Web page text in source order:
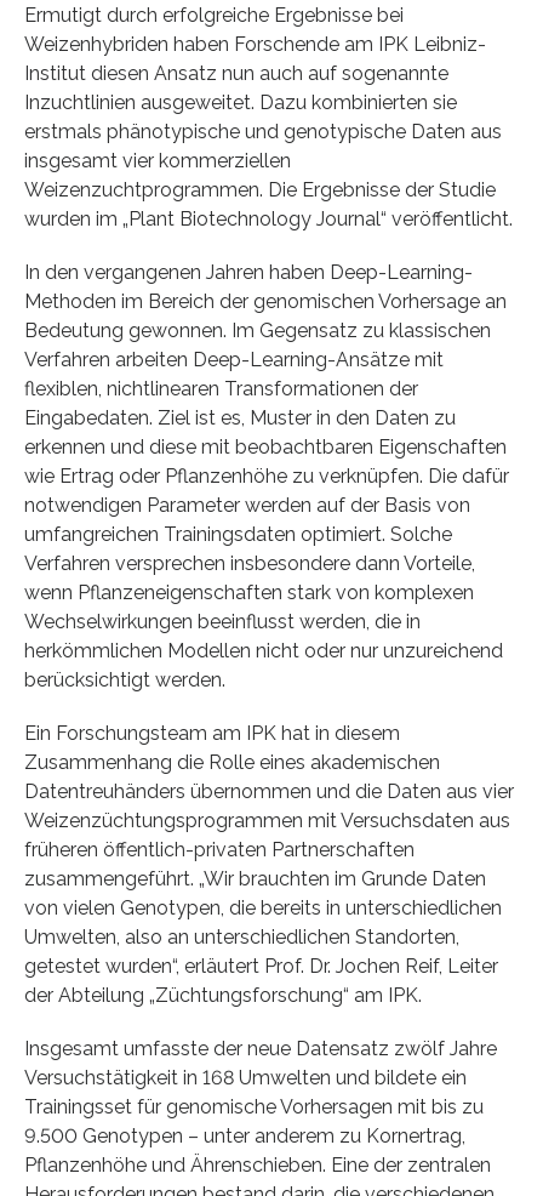
Ermutigt durch erfolgreiche Ergebnisse bei
Weizenhybriden haben Forschende am IPK Leibniz-
Institut diesen Ansatz nun auch auf sogenannte
Inzuchtlinien ausgeweitet. Dazu kombinierten sie
erstmals phänotypische und genotypische Daten aus
insgesamt vier kommerziellen
Weizenzuchtprogrammen. Die Ergebnisse der Studie
wurden im „Plant Biotechnology Journal“ veröffentlicht.
In den vergangenen Jahren haben Deep-Learning-
Methoden im Bereich der genomischen Vorhersage an
Bedeutung gewonnen. Im Gegensatz zu klassischen
Verfahren arbeiten Deep-Learning-Ansätze mit
flexiblen, nichtlinearen Transformationen der
Eingabedaten. Ziel ist es, Muster in den Daten zu
erkennen und diese mit beobachtbaren Eigenschaften
wie Ertrag oder Pflanzenhöhe zu verknüpfen. Die dafür
notwendigen Parameter werden auf der Basis von
umfangreichen Trainingsdaten optimiert. Solche
Verfahren versprechen insbesondere dann Vorteile,
wenn Pflanzeneigenschaften stark von komplexen
Wechselwirkungen beeinflusst werden, die in
herkömmlichen Modellen nicht oder nur unzureichend
berücksichtigt werden.
Ein Forschungsteam am IPK hat in diesem
Zusammenhang die Rolle eines akademischen
Datentreuhänders übernommen und die Daten aus vier
Weizenzüchtungsprogrammen mit Versuchsdaten aus
früheren öffentlich-privaten Partnerschaften
zusammengeführt. „Wir brauchten im Grunde Daten
von vielen Genotypen, die bereits in unterschiedlichen
Umwelten, also an unterschiedlichen Standorten,
getestet wurden“, erläutert Prof. Dr. Jochen Reif, Leiter
der Abteilung „Züchtungsforschung“ am IPK.
Insgesamt umfasste der neue Datensatz zwölf Jahre
Versuchstätigkeit in 168 Umwelten und bildete ein
Trainingsset für genomische Vorhersagen mit bis zu
9.500 Genotypen – unter anderem zu Kornertrag,
Pflanzenhöhe und Ährenschieben. Eine der zentralen